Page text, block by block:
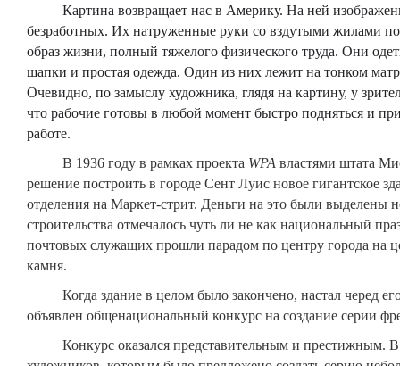
Картина возвращает нас в Америку. На ней
безработных. Их натруженные руки со вздутыми жилами
образ жизни, полный тяжелого физического труда. Они
шапки и простая одежда. Один из них лежит на тонком
Очевидно, по замыслу художника, глядя на картину, у
что рабочие готовы в любой момент быстро подняться и
работе.
В 1936 году в рамках проекта WPA властями штата
решение построить в городе Сент Луис новое гигантское
отделения на Маркет-стрит. Деньги на это были выделены
строительства отмечалось чуть ли не как национальный
почтовых служащих прошли парадом по центру города на
камня.
Когда здание в целом было закончено, настал черед
объявлен общенациональный конкурс на создание серии
Конкурс оказался представительным и престижным. В